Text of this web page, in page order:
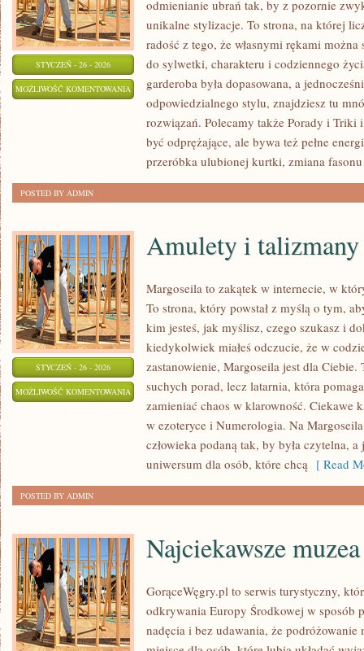
STYCZEŃ - 26 - 2026
MOŻLIWOŚĆ KOMENTOWANIA SZYCIE
ZWIERZĄT
odmienianie ubrań tak, by z pozornie
unikalne stylizacje. To strona, na której
radość z tego, że własnymi rękami
do sylwetki, charakteru i codziennego
garderoba była dopasowana, a
odpowiedzialnego stylu, znajdziesz tu
rozwiązań. Polecamy także Porady i Triki
być odprężające, ale bywa też pełne
przeróbka ulubionej kurtki, zmiana
POSTED BY ADMIN
STYCZEŃ - 26 - 2026
MOŻLIWOŚĆ KOMENTOWANIA AMULETY
TALIZMANY
Amulety i talizmany
Margoseila to zakątek w internecie, w
To strona, który powstał z myślą o tym,
kim jesteś, jak myślisz, czego szukasz i
kiedykolwiek miałeś odczucie, że w
zastanowienie, Margoseila jest dla
suchych porad, lecz latarnia, która
zamieniać chaos w klarowność. Ciekawe
w ezoteryce i Numerologia. Na
człowieka podaną tak, by była czytelna,
uniwersum dla osób, które chcą [ Read
POSTED BY ADMIN
Najciekawsze muzea
GorąceWęgry.pl to serwis turystyczny,
odkrywania Europy Środkowej w sposób
nadęcia i bez udawania, że